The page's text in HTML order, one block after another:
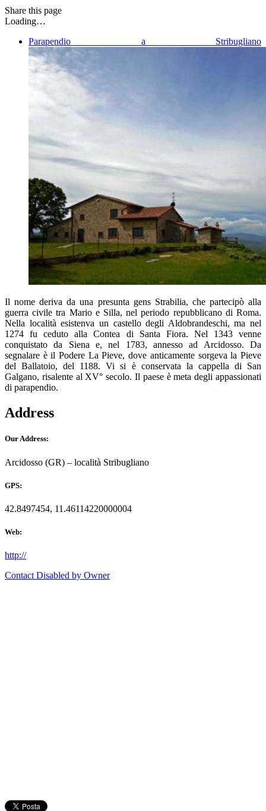
Share this page
Loading…
Parapendio a Stribugliano
Il nome deriva da una presunta gens Strabilia, che partecipò alla
guerra civile tra Mario e Silla, nel periodo repubblicano di Roma.
Nella località esistenva un castello degli Aldobrandeschi, ma nel
1274 fu ceduto alla Contea di Santa Fiora. Nel 1343 venne
conquistato da Siena e, nel 1783, annesso ad Arcidosso. Da
segnalare è il Podere La Pieve, dove anticamente sorgeva la Pieve
del Ballatoio, del 1188. Vi si è conservata la cappella di San
Galgano, risalente al XV° secolo. Il paese è meta degli appassionati
di parapendio.
Address
Our Address:
Arcidosso (GR) – località Stribugliano
GPS:
42.8497454, 11.46114220000004
Web:
http://
Contact Disabled by Owner